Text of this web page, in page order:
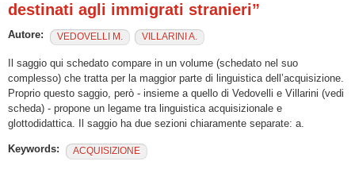
destinati agli immigrati stranieri”
Autore: VEDOVELLI M. VILLARINI A.
Il saggio qui schedato compare in un volume (schedato nel suo
complesso) che tratta per la maggior parte di linguistica dell’acquisizione.
Proprio questo saggio, però - insieme a quello di Vedovelli e Villarini (vedi
scheda) - propone un legame tra linguistica acquisizionale e
glottodidattica. Il saggio ha due sezioni chiaramente separate: a.
Keywords: ACQUISIZIONE